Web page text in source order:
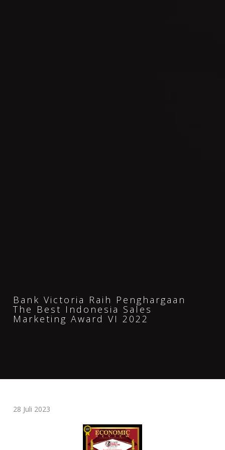
Bank Victoria Raih Penghargaan
The Best Indonesia Sales
Marketing Award VI 2022
28 Juli 2023